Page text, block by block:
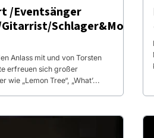
/Eventsänger
Schlager&More
Anlass mit und von Torsten
erfreuen sich großer
wie „Lemon Tree“, „What’...